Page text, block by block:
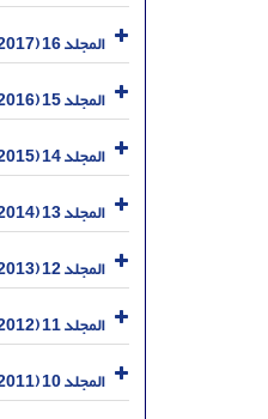
المجلد 16 (2017)
المجلد 15 (2016)
المجلد 14 (2015)
المجلد 13 (2014)
المجلد 12 (2013)
المجلد 11 (2012)
المجلد 10 (2011)